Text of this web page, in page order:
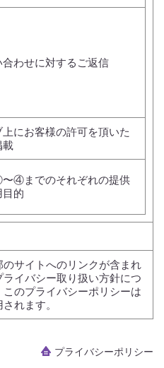
合わせに対するご返信
上にお客様の許可を頂いた
載
〜④までのそれぞれの提供
目的
サイトへのリンクが含まれ
イバシー取り扱い方針につ
のプライバシーポリシーは
れます。
プライバシーポリシー